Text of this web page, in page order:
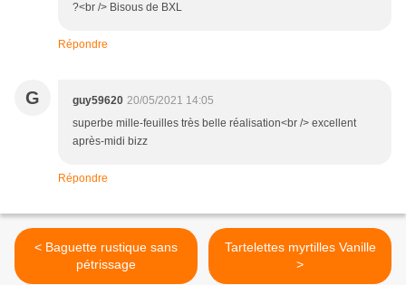
?<br /> Bisous de BXL
Répondre
G guy59620 20/05/2021 14:05
superbe mille-feuilles très belle réalisation<br /> excellent
après-midi bizz
Répondre
< Baguette rustique sans
pétrissage
Tartelettes myrtilles Vanille
>